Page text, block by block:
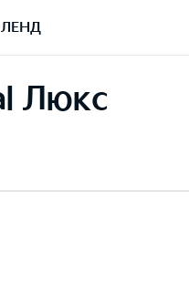
Люкс